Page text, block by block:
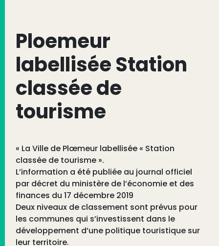
Ploemeur
labellisée Station
classée de
tourisme
« La Ville de Plœmeur labellisée « Station
classée de tourisme ».
L’information a été publiée au journal officiel
par décret du ministère de l’économie et des
finances du 17 décembre 2019
Deux niveaux de classement sont prévus pour
les communes qui s’investissent dans le
développement d’une politique touristique sur
leur territoire.